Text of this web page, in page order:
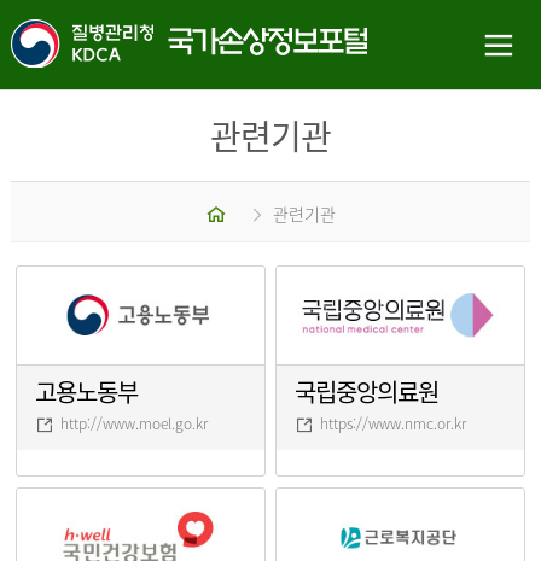
관련기관
홈 관련기관
고용노동부
http://www.moel.go.kr
국립중앙의료원
https://www.nmc.or.kr